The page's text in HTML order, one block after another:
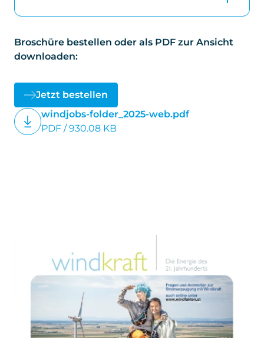
12-seitige Zick-Zack-Broschüre,
doppelseitig bedruckt mit vielen
Windkraft.
Die Rückseite, mit den verschiedenen
"Wind-Jobs", kann als Poster verwendet
werden.
Broschüre bestellen oder als PDF zur Ansicht
downloaden:
Jetzt bestellen
windjobs-folder_2025-web.pdf
PDF / 930.08 KB